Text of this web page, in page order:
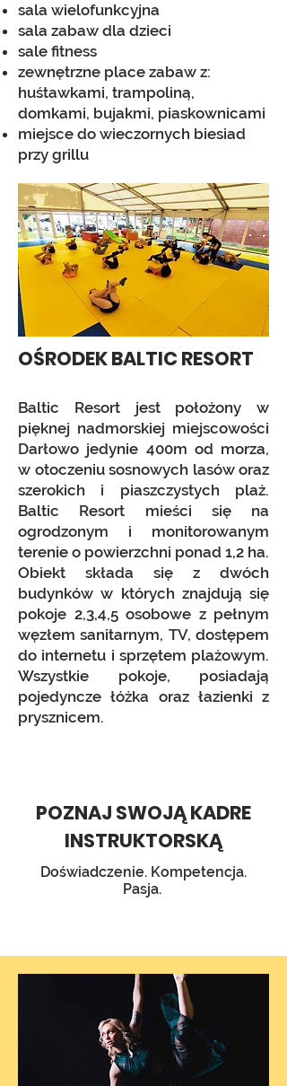
sala wielofunkcyjna
sala zabaw dla dzieci
sale fitness
zewnętrzne place zabaw z:
huśtawkami, trampoliną,
domkami, bujakmi, piaskownicami
miejsce do wieczornych biesiad
przy grillu
OŚRODEK BALTIC RESORT
Baltic Resort jest położony w
pięknej nadmorskiej miejscowości
Darłowo jedynie 400m od morza,
w otoczeniu sosnowych lasów oraz
szerokich i piaszczystych plaż.
Baltic Resort mieści się na
ogrodzonym i monitorowanym
terenie o powierzchni ponad 1,2 ha.
Obiekt składa się z dwóch
budynków w których znajdują się
pokoje 2,3,4,5 osobowe z pełnym
węzłem sanitarnym, TV, dostępem
do internetu i sprzętem plażowym.
Wszystkie pokoje, posiadają
pojedyncze łóżka oraz łazienki z
prysznicem.
POZNAJ SWOJĄ KADRE
INSTRUKTORSKĄ
Doświadczenie. Kompetencja.
Pasja.